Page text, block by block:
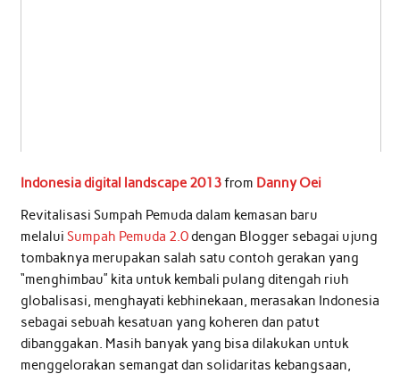
Indonesia digital landscape 2013from Danny Oei
Revitalisasi Sumpah Pemuda dalam kemasan baru
melalui Sumpah Pemuda 2.0dengan Blogger sebagai ujung
tombaknya merupakan salah satu contoh gerakan yang
“menghimbau” kita untuk kembali pulang ditengah riuh
globalisasi, menghayati kebhinekaan, merasakan Indonesia
sebagai sebuah kesatuan yang koheren dan patut
dibanggakan. Masih banyak yang bisa dilakukan untuk
menggelorakan semangat dan solidaritas kebangsaan,